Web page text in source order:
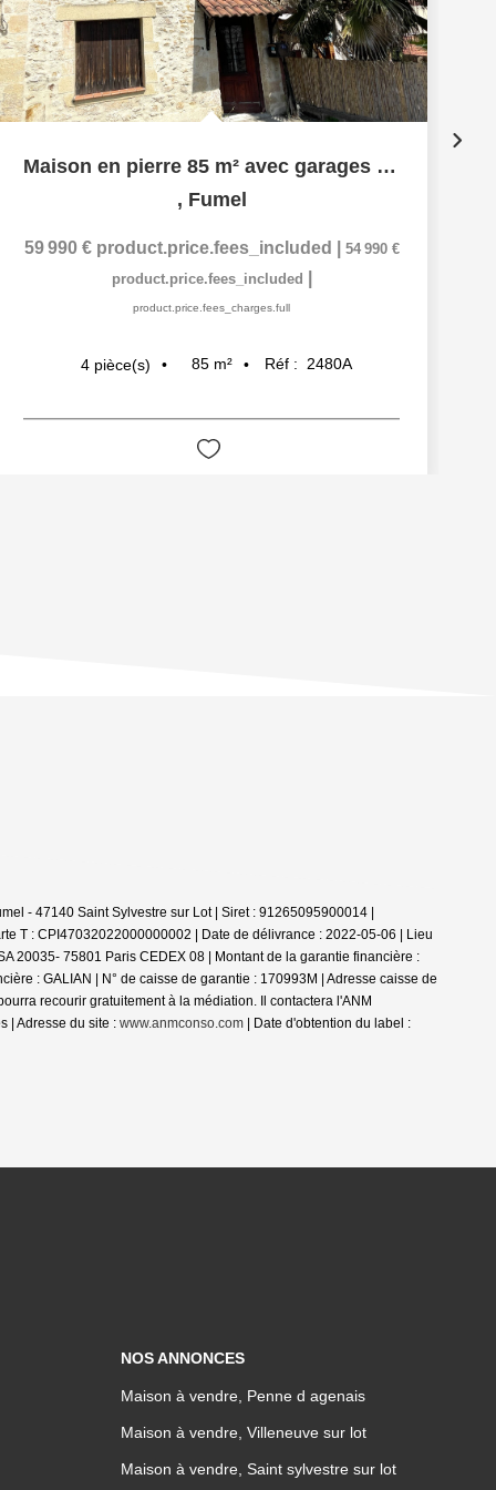
Maison en pierre 85 m² avec garages et jardin
, Fumel
59 990 € product.price.fees_included
54 990 €
product.price.fees_included
product.price.fees_charges.full
4 pièce(s) 85 m² Réf : 2480A
- 47140 Saint Sylvestre sur Lot | Siret : 91265095900014 |
T : CPI47032022000000002 | Date de délivrance : 2022-05-06 | Lieu
20035- 75801 Paris CEDEX 08 | Montant de la garantie financière :
: GALIAN | N° de caisse de garantie : 170993M | Adresse caisse de
recourir gratuitement à la médiation. Il contactera l'ANM
| Adresse du site : www.anmconso.com | Date d'obtention du label :
NOS ANNONCES
Maison à vendre, Penne d agenais
Maison à vendre, Villeneuve sur lot
Maison à vendre, Saint sylvestre sur lot